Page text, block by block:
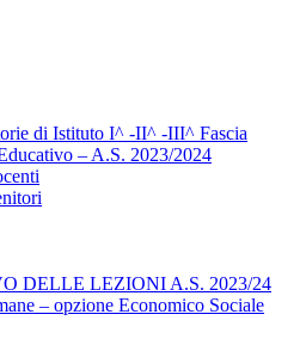
di Istituto I^ -II^ -III^ Fascia
– A.S. 2023/2024
DELLE LEZIONI A.S. 2023/24
– opzione Economico Sociale